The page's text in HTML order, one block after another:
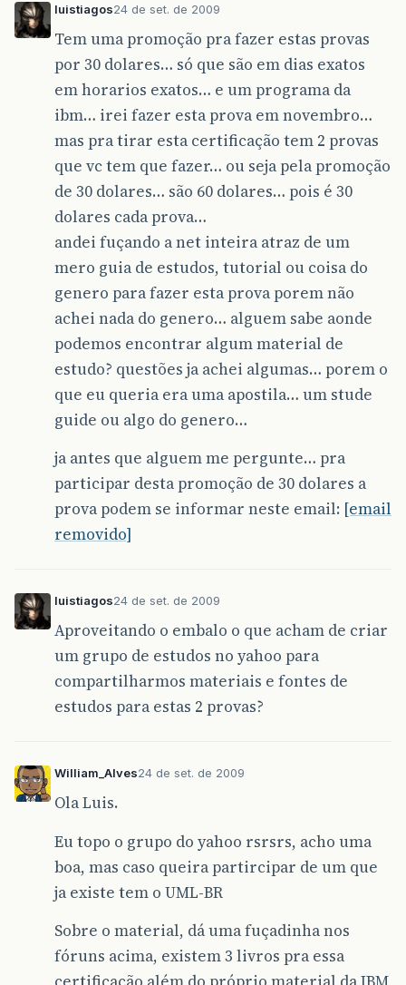
luistiagos24 de set. de 2009
Tem uma promoção pra fazer estas provas
por 30 dolares… só que são em dias exatos
em horarios exatos… e um programa da
ibm… irei fazer esta prova em novembro…
mas pra tirar esta certificação tem 2 provas
que vc tem que fazer… ou seja pela promoção
de 30 dolares… são 60 dolares… pois é 30
dolares cada prova…
andei fuçando a net inteira atraz de um
mero guia de estudos, tutorial ou coisa do
genero para fazer esta prova porem não
achei nada do genero… alguem sabe aonde
podemos encontrar algum material de
estudo? questões ja achei algumas… porem o
que eu queria era uma apostila… um stude
guide ou algo do genero…
ja antes que alguem me pergunte… pra
participar desta promoção de 30 dolares a
prova podem se informar neste email: [email
removido]
luistiagos24 de set. de 2009
Aproveitando o embalo o que acham de criar
um grupo de estudos no yahoo para
compartilharmos materiais e fontes de
estudos para estas 2 provas?
William_Alves24 de set. de 2009
Ola Luis.
Eu topo o grupo do yahoo rsrsrs, acho uma
boa, mas caso queira partircipar de um que
ja existe tem o UML-BR
Sobre o material, dá uma fuçadinha nos
fóruns acima, existem 3 livros pra essa